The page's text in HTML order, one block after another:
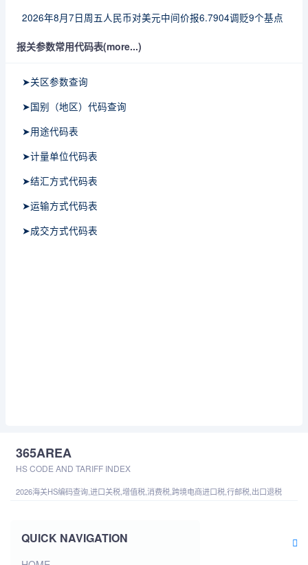
2026年8月7日周五人民币对美元中间价报6.7904调贬9个基点
报关参数常用代码表(more...)
➤关区参数查询
➤国别（地区）代码查询
➤用途代码表
➤计量单位代码表
➤结汇方式代码表
➤运输方式代码表
➤成交方式代码表
365AREA
HS CODE AND TARIFF INDEX
2026海关HS编码查询,进口关税,增值税,消费税,跨境电商进口税,行邮税,出口退税
QUICK NAVIGATION